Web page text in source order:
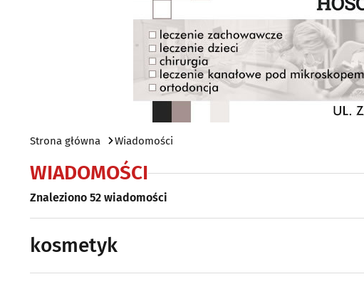
Strona główna Wiadomości
WIADOMOŚCI
Znaleziono 52 wiadomości
kosmetyk